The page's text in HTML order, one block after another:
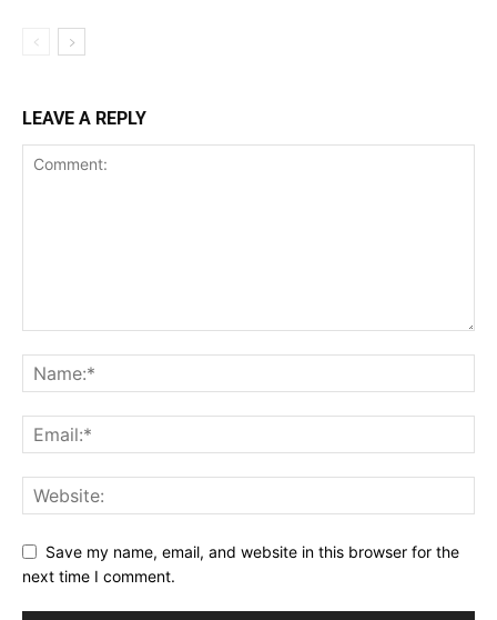
LEAVE A REPLY
Save my name, email, and website in this browser for the
next time I comment.